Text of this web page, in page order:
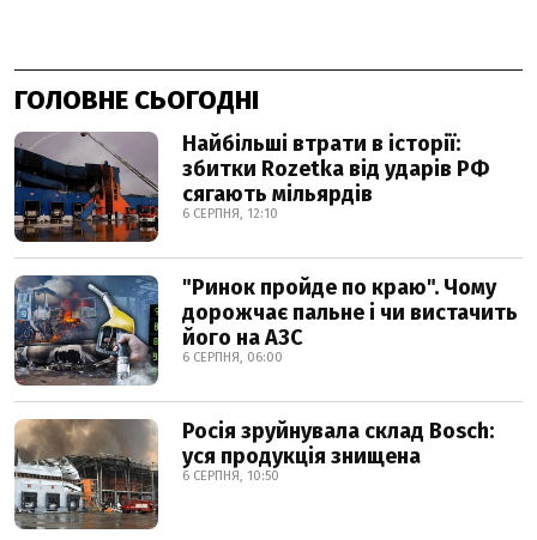
ГОЛОВНЕ СЬОГОДНІ
Найбільші втрати в історії:
збитки Rozetka від ударів РФ
сягають мільярдів
6 СЕРПНЯ, 12:10
"Ринок пройде по краю". Чому
дорожчає пальне і чи вистачить
його на АЗС
6 СЕРПНЯ, 06:00
Росія зруйнувала склад Bosch:
уся продукція знищена
6 СЕРПНЯ, 10:50